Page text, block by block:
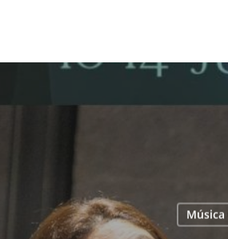
Música